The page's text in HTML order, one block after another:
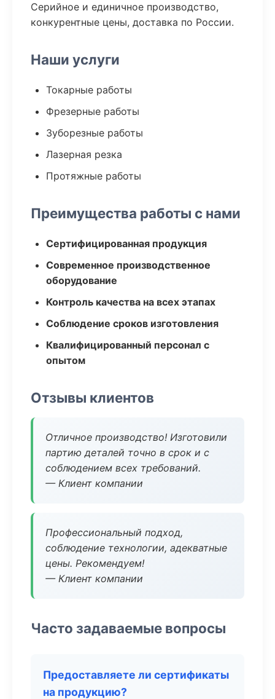
Серийное и единичное производство,
конкурентные цены, доставка по России.
Наши услуги
Токарные работы
Фрезерные работы
Зуборезные работы
Лазерная резка
Протяжные работы
Преимущества работы с нами
Сертифицированная продукция
Современное производственное
оборудование
Контроль качества на всех этапах
Соблюдение сроков изготовления
Квалифицированный персонал с
опытом
Отзывы клиентов
Отличное производство! Изготовили
партию деталей точно в срок и с
соблюдением всех требований.
— Клиент компании
Профессиональный подход,
соблюдение технологии, адекватные
цены. Рекомендуем!
— Клиент компании
Часто задаваемые вопросы
Предоставляете ли сертификаты
на продукцию?